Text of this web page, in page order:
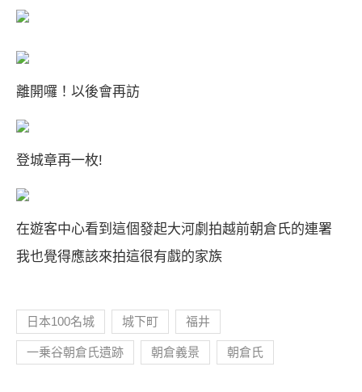
離開囉！以後會再訪
登城章再一枚!
在遊客中心看到這個發起大河劇拍越前朝倉氏的連署
我也覺得應該來拍這很有戲的家族
日本100名城 城下町 福井
一乗谷朝倉氏遺跡 朝倉義景 朝倉氏